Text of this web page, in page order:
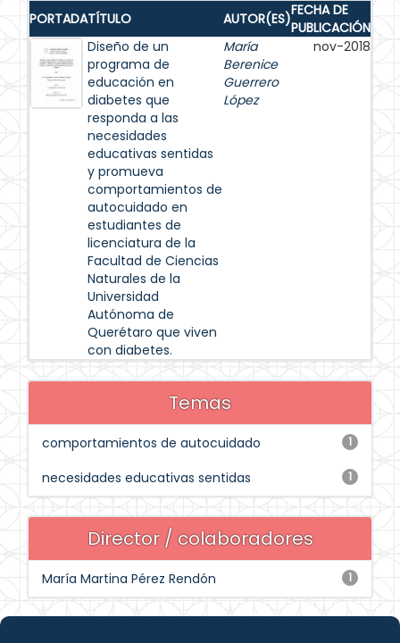
PORTADATÍTULO AUTOR(ES)FECHA DE
PUBLICACIÓN
Diseño de un
programa de
educación en
diabetes que
responda a las
necesidades
educativas sentidas
y promueva
comportamientos de
autocuidado en
estudiantes de
licenciatura de la
Facultad de Ciencias
Naturales de la
Universidad
Autónoma de
Querétaro que viven
con diabetes.
María
Berenice
Guerrero
López
nov-2018
Temas
1
comportamientos de autocuidado
1
necesidades educativas sentidas
Director / colaboradores
1
María Martina Pérez Rendón